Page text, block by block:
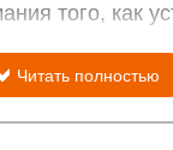
того, как
Читать полностью